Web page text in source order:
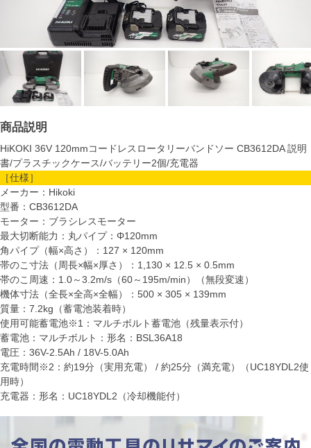
商品説明
HiKOKI 36V 120mmコードレスロータリーバンドソー CB3612DA 説明
書/プラスチックケース/バッテリー2個/充電器
［仕様］
メーカー：Hikoki
型番：CB3612DA
モーター：ブラシレスモーター
最大切断能力：丸パイプ：Φ120mm
角パイプ（幅×高さ）：127 × 120mm
帯のこ寸法（周長×幅×厚さ）：1,130 × 12.5 × 0.5mm
帯のこ周速：1.0～3.2m/s（60～195m/min）（無段変速）
機体寸法（全長×全高×全幅）：500 × 305 × 139mm
質量：7.2kg（蓄電池装着時）
使用可能蓄電池※1：マルチボルト蓄電池（残量表示付）
蓄電池：マルチボルト：形名：BSL36A18
電圧：36V-2.5Ah / 18V-5.0Ah
充電時間※2：約19分（実用充電） / 約25分（満充電）（UC18YDL2使
用時）
充電器：形名：UC18YDL2（冷却機能付）